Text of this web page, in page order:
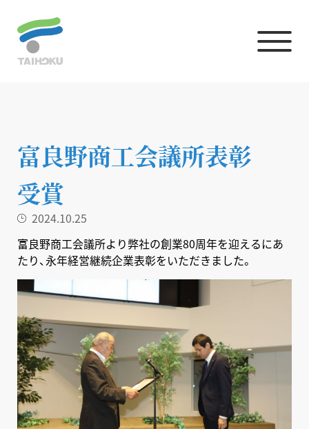
富良野商工会議所表彰
受賞
2024.10.25
富良野商工会議所より弊社の創業80周年を迎えるにあ
たり、永年経営継続企業表彰をいただきました。